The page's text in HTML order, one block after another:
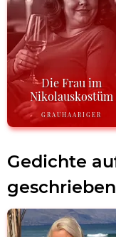
Die Frau im
Nikolauskostüm
GRAUHAARIGER
Gedichte
geschrieben